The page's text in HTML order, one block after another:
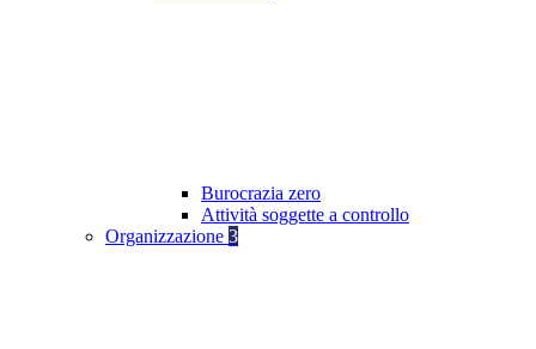
Burocrazia zero
Attività soggette a controllo
Organizzazione 3